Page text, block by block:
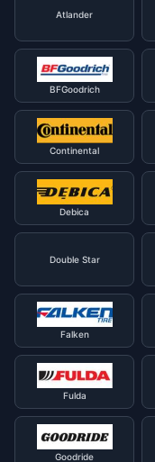
Atlander
BFGoodrich
Continental
Debica
Double Star
Falken
Fulda
Goodride